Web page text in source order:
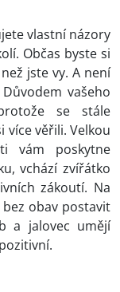
vlastní názory
Občas byste si
jste vy. A není
vašeho
se stále
více věřili. Velkou
vám poskytne
vchází zvířátko
zákoutí. Na
obav postavit
a jalovec umějí